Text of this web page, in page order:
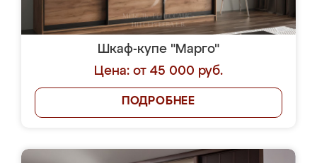
Шкаф-купе "Марго"
Цена: от 45 000 руб.
ПОДРОБНЕЕ